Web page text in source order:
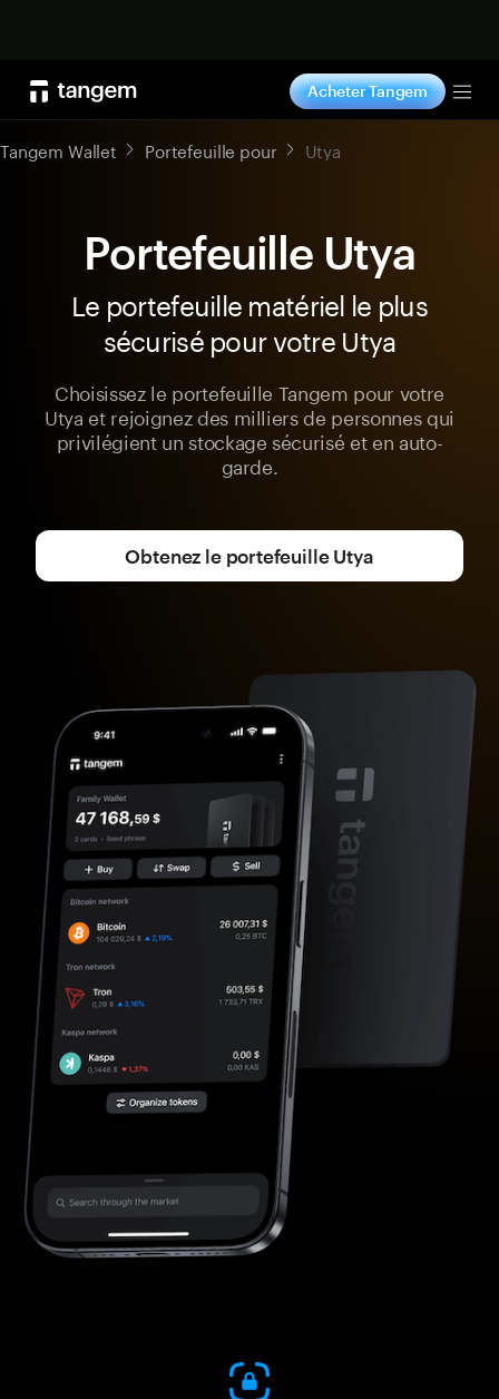
Acheter Tangem
Tangem Wallet Portefeuille pour Utya
Portefeuille Utya
Le portefeuille matériel le plus
sécurisé pour votre Utya
Choisissez le portefeuille Tangem pour votre
Utya et rejoignez des milliers de personnes qui
privilégient un stockage sécurisé et en auto-
garde.
Obtenez le portefeuille Utya